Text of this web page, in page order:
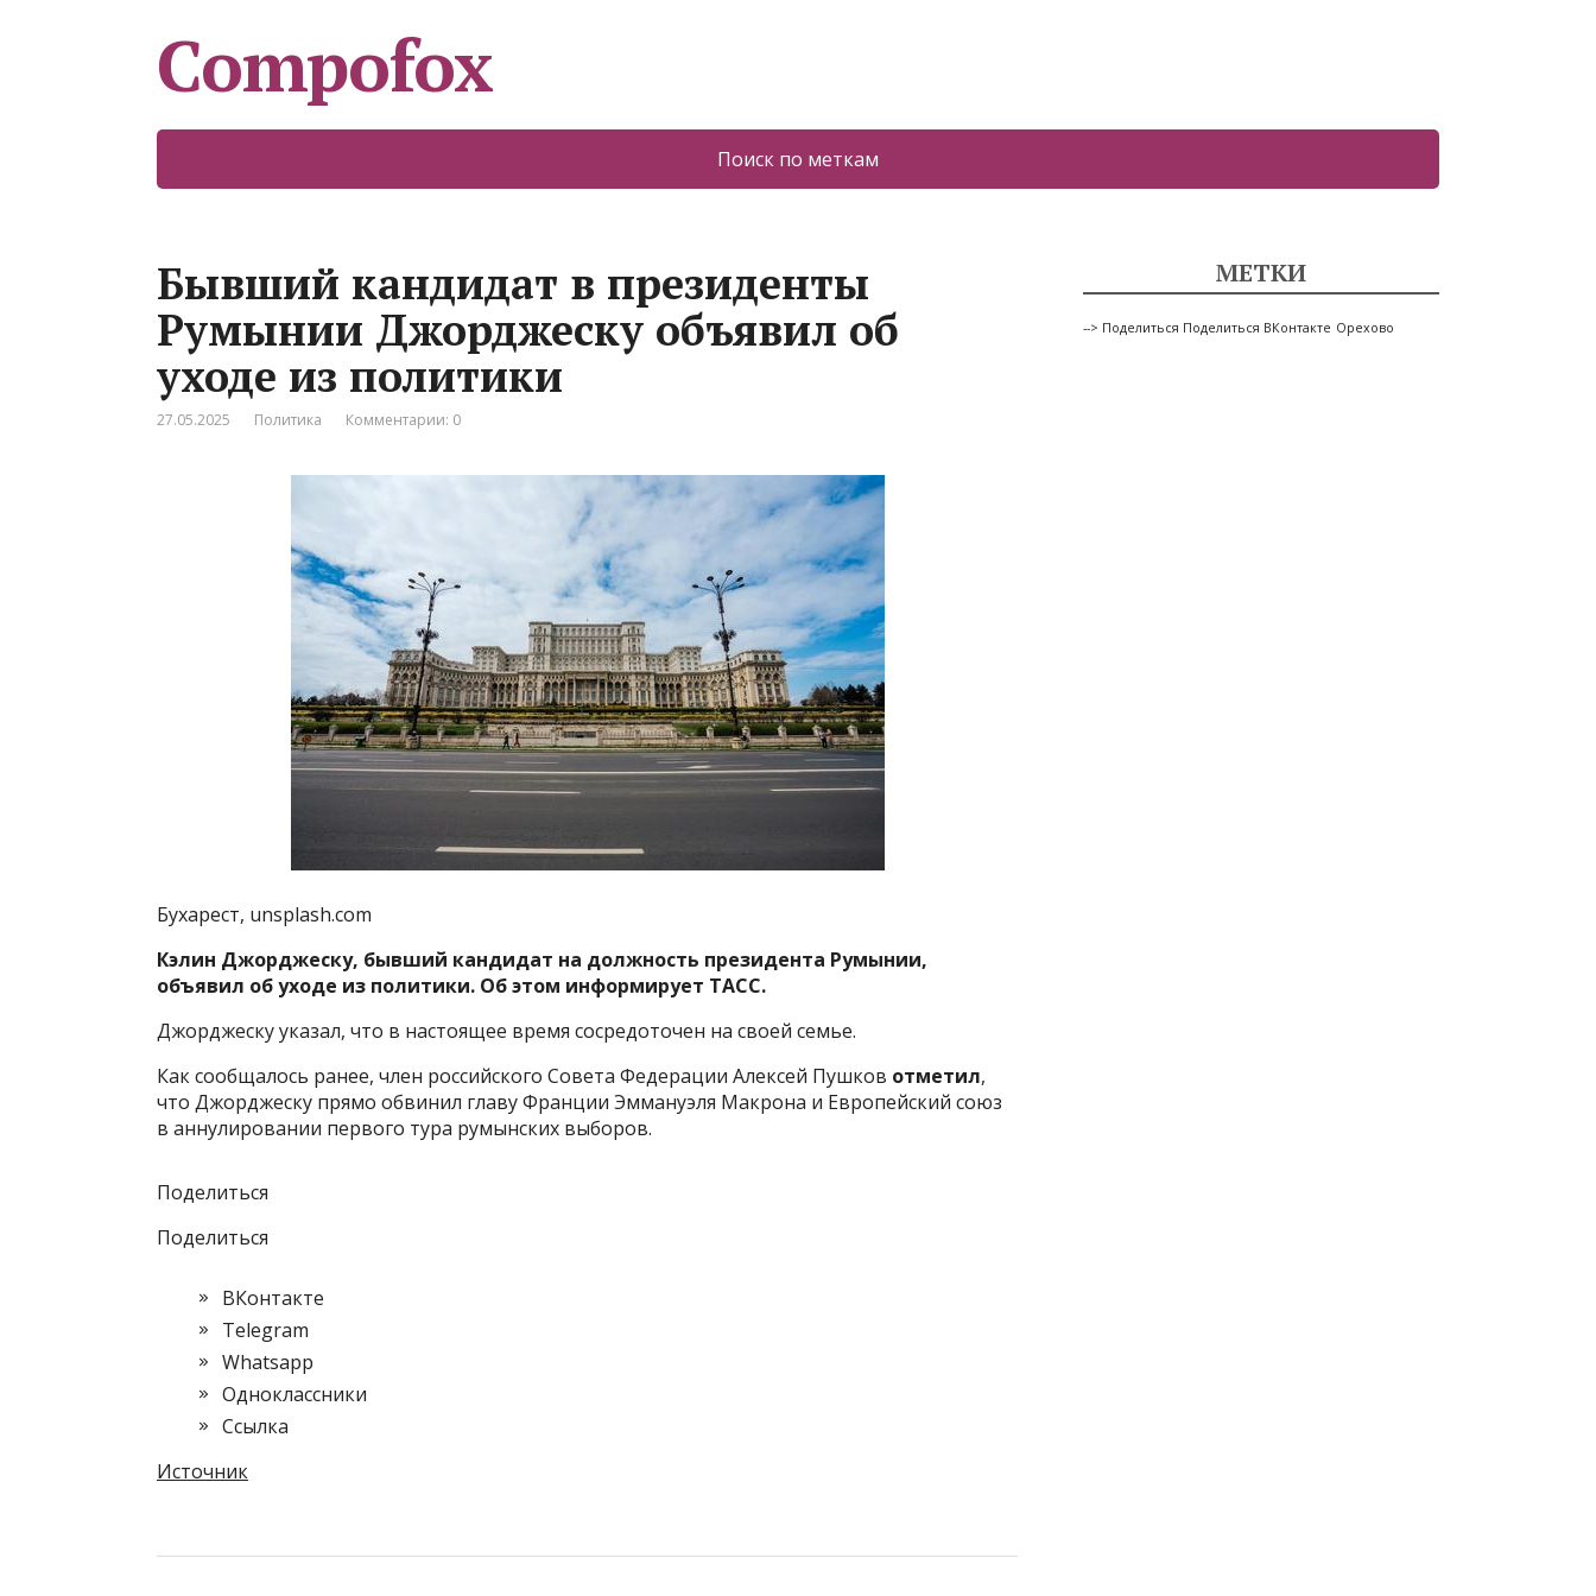
Compofox
Поиск по меткам
Бывший кандидат в президенты
Румынии Джорджеску объявил об
уходе из политики
27.05.2025 Политика Комментарии: 0
Бухарест, unsplash.com
Кэлин Джорджеску, бывший кандидат на должность президента Румынии,
объявил об уходе из политики. Об этом информирует ТАСС.
Джорджеску указал, что в настоящее время сосредоточен на своей семье.
Как сообщалось ранее, член российского Совета Федерации Алексей Пушков отметил,
что Джорджеску прямо обвинил главу Франции Эммануэля Макрона и Европейский союз
в аннулировании первого тура румынских выборов.
Поделиться
Поделиться
ВКонтакте
Telegram
Whatsapp
Одноклассники
Cсылка
Источник
МЕТКИ
--> Поделиться Поделиться ВКонтакте Орехово